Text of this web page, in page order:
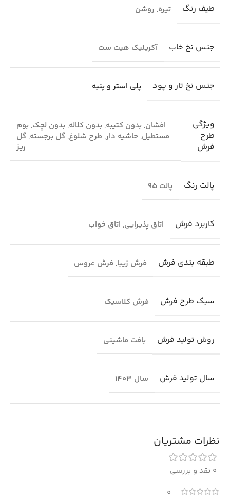
طیف رنگ تیره, روشن
جنس نخ خاب آکریلیک هیت ست
جنس نخ تار و پود پلی استر و پنبه
ویژگی
طرح
فرش
افشان, بدون کتیبه, بدون کلاله, بدون لچک, بوم
مستطیل, حاشیه دار, طرح شلوغ, گل برجسته, گل
ریز
پالت رنگ پالت 95
کاربرد فرش اتاق پذیرایی, اتاق خواب
طبقه بندی فرش فرش زیبا, فرش عروس
سبک طرح فرش فرش کلاسیک
روش تولید فرش بافت ماشینی
سال تولید فرش سال 1403
نظرات مشتریان
0 نقد و بررسی
0